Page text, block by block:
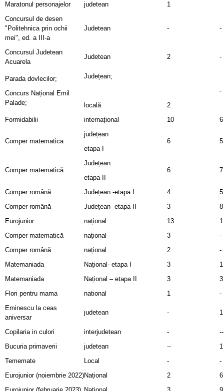
Maratonul personajelor judetean
1
Concursul de desen
"Politehnica prin ochii
mei", ed. a III-a
Judetean - -
Concursul Judetean
Acuarela
Judetean 2 -
Parada dovlecilor;
Concurs Național Emil
Palade;
Județean;
locală 2
-
Formidabilii internațional 10 6
Comper matematica
județean
etapa I
6 5
Comper matematică
Județean
etapa II
6 7
Comper română Județean -etapa I 4
5
Comper română
Județean- etapa II 3
8
Eurojunior
național 13
1
Comper matematică
național 3
-
Comper română
național 2
-
Matemaniada
Național- etapa I 3
1
Matemaniada
Național – etapa II 3
3
Flori pentru mama
national 1
-
Eminescu la ceas
aniversar
judetean - 1
Copilaria in culori interjudetean -
--
Bucuria primaverii
judetean --
1
Tememate
Local -
-
Eurojunior (noiembrie 2022)Național 2
6